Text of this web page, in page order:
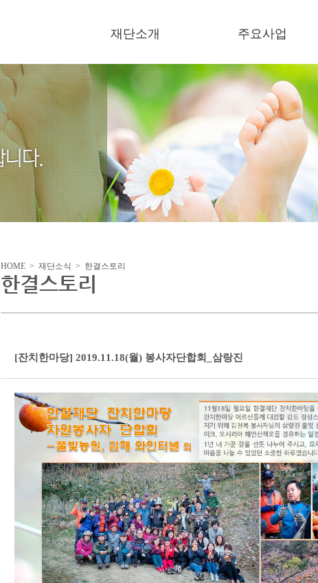
재단소개
미션/비젼
오시는 길
주요사업
복지기관 운영
보육기관 운영
한결장학금
잔치한마당
미세먼지저감 지원사업
HOME > 재단소식 > 한결스토리
한결스토리
[잔치한마당] 2019.11.18(월) 봉사자단합회_삼랑진